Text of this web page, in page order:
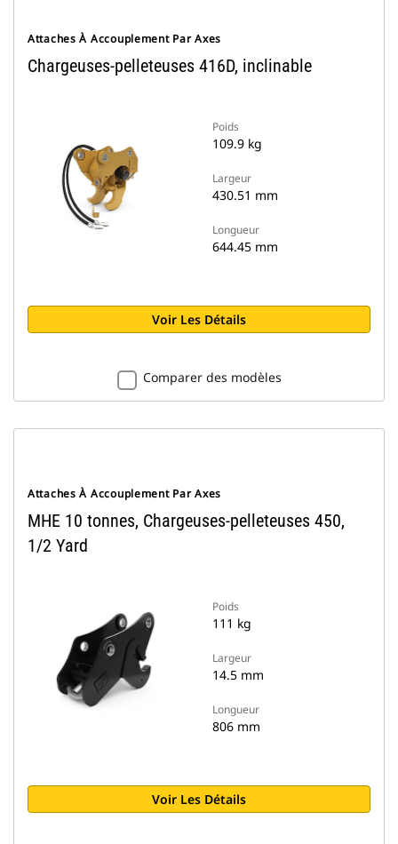
Attaches À Accouplement Par Axes
Chargeuses-pelleteuses 416D, inclinable
Poids
109.9 kg
Largeur
430.51 mm
Longueur
644.45 mm
Voir Les Détails
Comparer des modèles
Attaches À Accouplement Par Axes
MHE 10 tonnes, Chargeuses-pelleteuses 450,
1/2 Yard
Poids
111 kg
Largeur
14.5 mm
Longueur
806 mm
Voir Les Détails